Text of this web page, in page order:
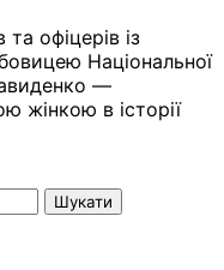
та офіцерів із
Національної
—
жінкою в історії